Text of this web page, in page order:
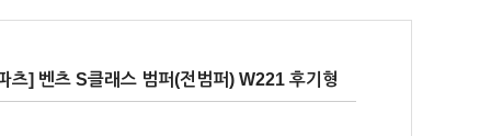
츠] 벤츠 S클래스 범퍼(전범퍼) W221 후기형